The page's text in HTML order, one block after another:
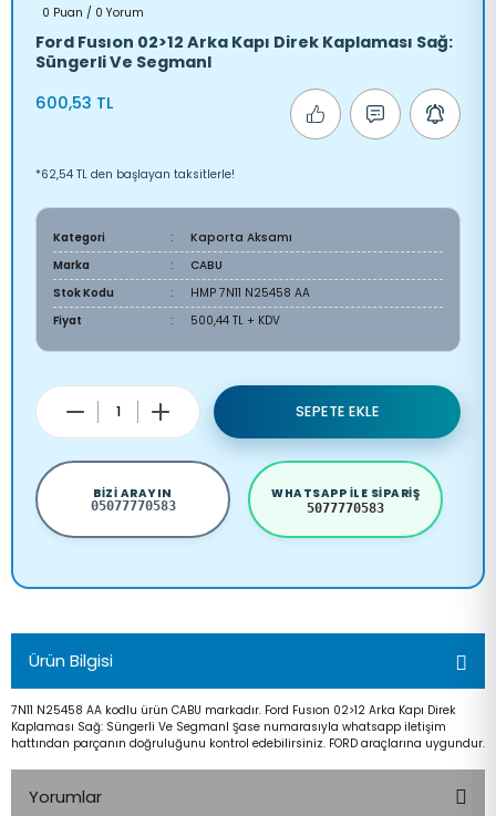
0 Puan / 0 Yorum
Ford Fusıon 02>12 Arka Kapı Direk Kaplaması Sağ:
Süngerli Ve Segmanl
600,53 TL
*62,54 TL den başlayan taksitlerle!
Kategori
Kaporta Aksamı
Marka
CABU
Stok Kodu
HMP 7N11 N25458 AA
Fiyat
500,44 TL + KDV
SEPETE EKLE
BIZI ARAYIN
05077770583
WHATSAPP ILE SIPARIŞ
5077770583
Ürün Bilgisi
7N11 N25458 AA kodlu ürün CABU markadır. Ford Fusıon 02>12 Arka Kapı Direk
Kaplaması Sağ: Süngerli Ve Segmanl Şase numarasıyla whatsapp iletişim
hattından parçanın doğruluğunu kontrol edebilirsiniz. FORD araçlarına uygundur.
Yorumlar